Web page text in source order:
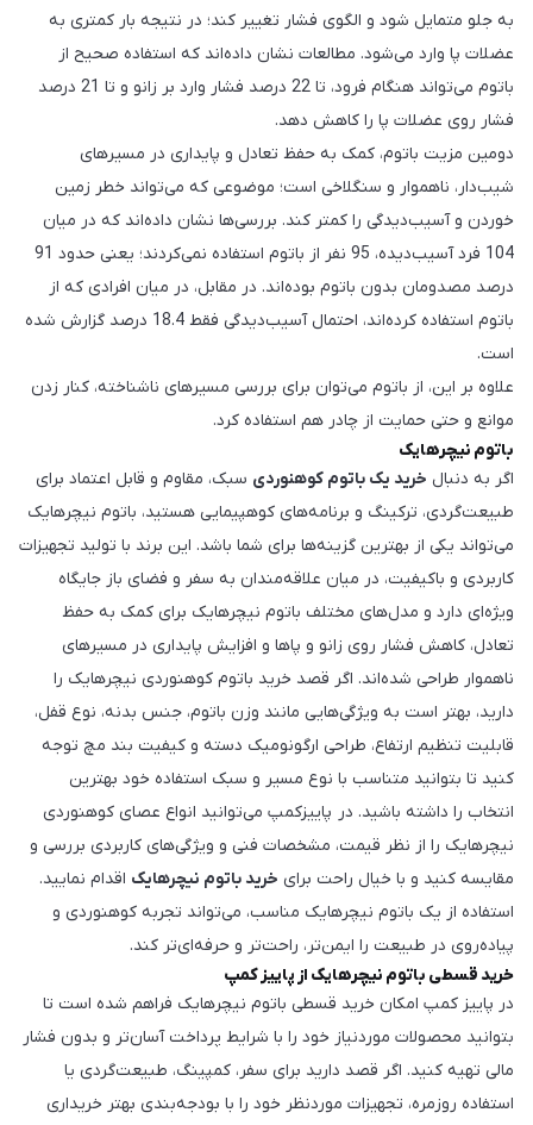
به جلو متمایل شود و الگوی فشار تغییر کند؛ در نتیجه بار کمتری به
عضلات پا وارد می‌شود. مطالعات نشان داده‌اند که استفاده صحیح از
باتوم می‌تواند هنگام فرود، تا 22 درصد فشار وارد بر زانو و تا 21 درصد
فشار روی عضلات پا را کاهش دهد.
دومین مزیت باتوم، کمک به حفظ تعادل و پایداری در مسیرهای
شیب‌دار، ناهموار و سنگلاخی است؛ موضوعی که می‌تواند خطر زمین
خوردن و آسیب‌دیدگی را کمتر کند. بررسی‌ها نشان داده‌اند که در میان
104 فرد آسیب‌دیده، 95 نفر از باتوم استفاده نمی‌کردند؛ یعنی حدود 91
درصد مصدومان بدون باتوم بوده‌اند. در مقابل، در میان افرادی که از
باتوم استفاده کرده‌اند، احتمال آسیب‌دیدگی فقط 18.4 درصد گزارش شده
است.
علاوه بر این، از باتوم می‌توان برای بررسی مسیرهای ناشناخته، کنار زدن
موانع و حتی حمایت از چادر هم استفاده کرد.
باتوم نیچرهایک
اگر به دنبال خرید یک باتوم کوهنوردی سبک، مقاوم و قابل اعتماد برای
طبیعت‌گردی، ترکینگ و برنامه‌های کوهپیمایی هستید، باتوم نیچرهایک
می‌تواند یکی از بهترین گزینه‌ها برای شما باشد. این برند با تولید تجهیزات
کاربردی و باکیفیت، در میان علاقه‌مندان به سفر و فضای باز جایگاه
ویژه‌ای دارد و مدل‌های مختلف باتوم نیچرهایک برای کمک به حفظ
تعادل، کاهش فشار روی زانو و پاها و افزایش پایداری در مسیرهای
ناهموار طراحی شده‌اند. اگر قصد خرید باتوم کوهنوردی نیچرهایک را
دارید، بهتر است به ویژگی‌هایی مانند وزن باتوم، جنس بدنه، نوع قفل،
قابلیت تنظیم ارتفاع، طراحی ارگونومیک دسته و کیفیت بند مچ توجه
کنید تا بتوانید متناسب با نوع مسیر و سبک استفاده خود بهترین
انتخاب را داشته باشید. در پاییزکمپ می‌توانید انواع عصای کوهنوردی
نیچرهایک را از نظر قیمت، مشخصات فنی و ویژگی‌های کاربردی بررسی و
مقایسه کنید و با خیال راحت برای خرید باتوم نیچرهایک اقدام نمایید.
استفاده از یک باتوم نیچرهایک مناسب، می‌تواند تجربه کوهنوردی و
پیاده‌روی در طبیعت را ایمن‌تر، راحت‌تر و حرفه‌ای‌تر کند.
خرید قسطی باتوم نیچرهایک از پاییز کمپ
در پاییز کمپ امکان خرید قسطی باتوم نیچرهایک فراهم شده است تا
بتوانید محصولات موردنیاز خود را با شرایط پرداخت آسان‌تر و بدون فشار
مالی تهیه کنید. اگر قصد دارید برای سفر، کمپینگ، طبیعت‌گردی یا
استفاده روزمره، تجهیزات موردنظر خود را با بودجه‌بندی بهتر خریداری